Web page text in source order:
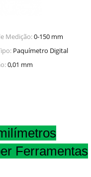
Medição:0-150 mm
Paquímetro Digital
0,01 mm
Ferramentas